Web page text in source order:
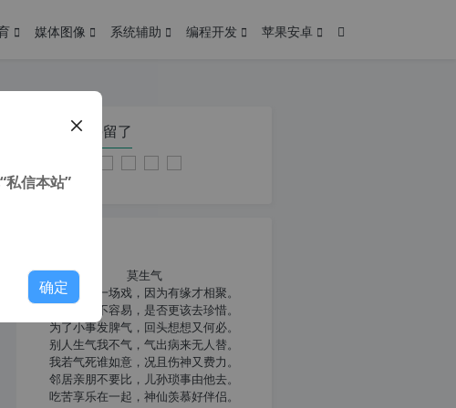
媒体图像 系统辅助 编程开发 苹果安卓
您在本页停留了
莫生气
人生就像一场戏，因为有缘才相聚。
相扶到老不容易，是否更该去珍惜。
为了小事发脾气，回头想想又何必。
别人生气我不气，气出病来无人替。
我若气死谁如意，况且伤神又费力。
邻居亲朋不要比，儿孙琐事由他去。
吃苦享乐在一起，神仙羡慕好伴侣。
私信本站”
确定